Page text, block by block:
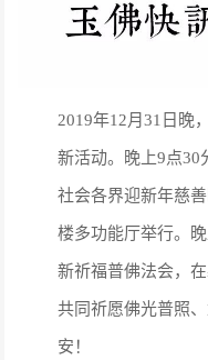
2019年12月31日晚
新活动。晚上9点
社会各界迎新年慈
楼多功能厅举行。
新祈福普佛法会，
共同祈愿佛光普照
安！